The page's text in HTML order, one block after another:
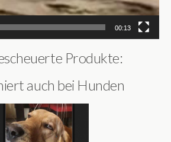
00:13
Produkte:
auch bei Hunden